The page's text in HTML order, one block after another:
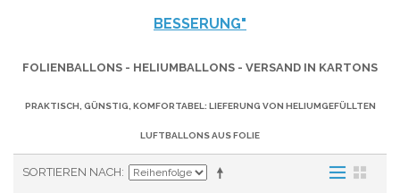
BESSERUNG"
FOLIENBALLONS - HELIUMBALLONS - VERSAND IN KARTONS
PRAKTISCH, GÜNSTIG, KOMFORTABEL: LIEFERUNG VON HELIUMGEFÜLLTEN
LUFTBALLONS AUS FOLIE
SORTIEREN NACH